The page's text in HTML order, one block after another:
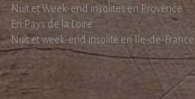
Nuit et Week-end insolites en Provence
En Pays de la Loire
Nuit et week-end insolite en Ile-de-France